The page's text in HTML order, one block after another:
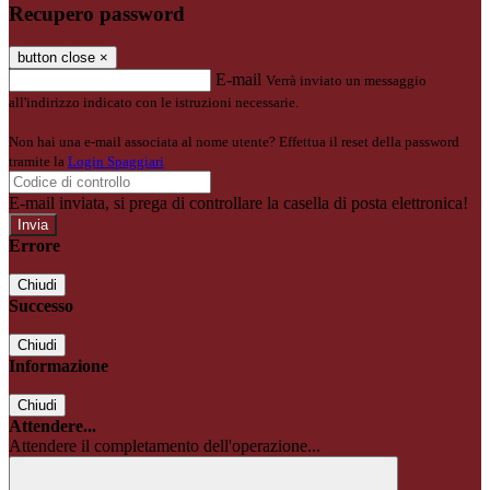
Recupero password
button close ×
E-mail Verrà inviato un messaggio
all'indirizzo indicato con le istruzioni necessarie.
Non hai una e-mail associata al nome utente? Effettua il reset della password
tramite la Login Spaggiari
E-mail inviata, si prega di controllare la casella di posta elettronica!
Errore
Chiudi
Successo
Chiudi
Informazione
Chiudi
Attendere...
Attendere il completamento dell'operazione...